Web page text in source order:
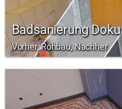
Badsanierung Doku
Vorher, Rohbau, Nachher